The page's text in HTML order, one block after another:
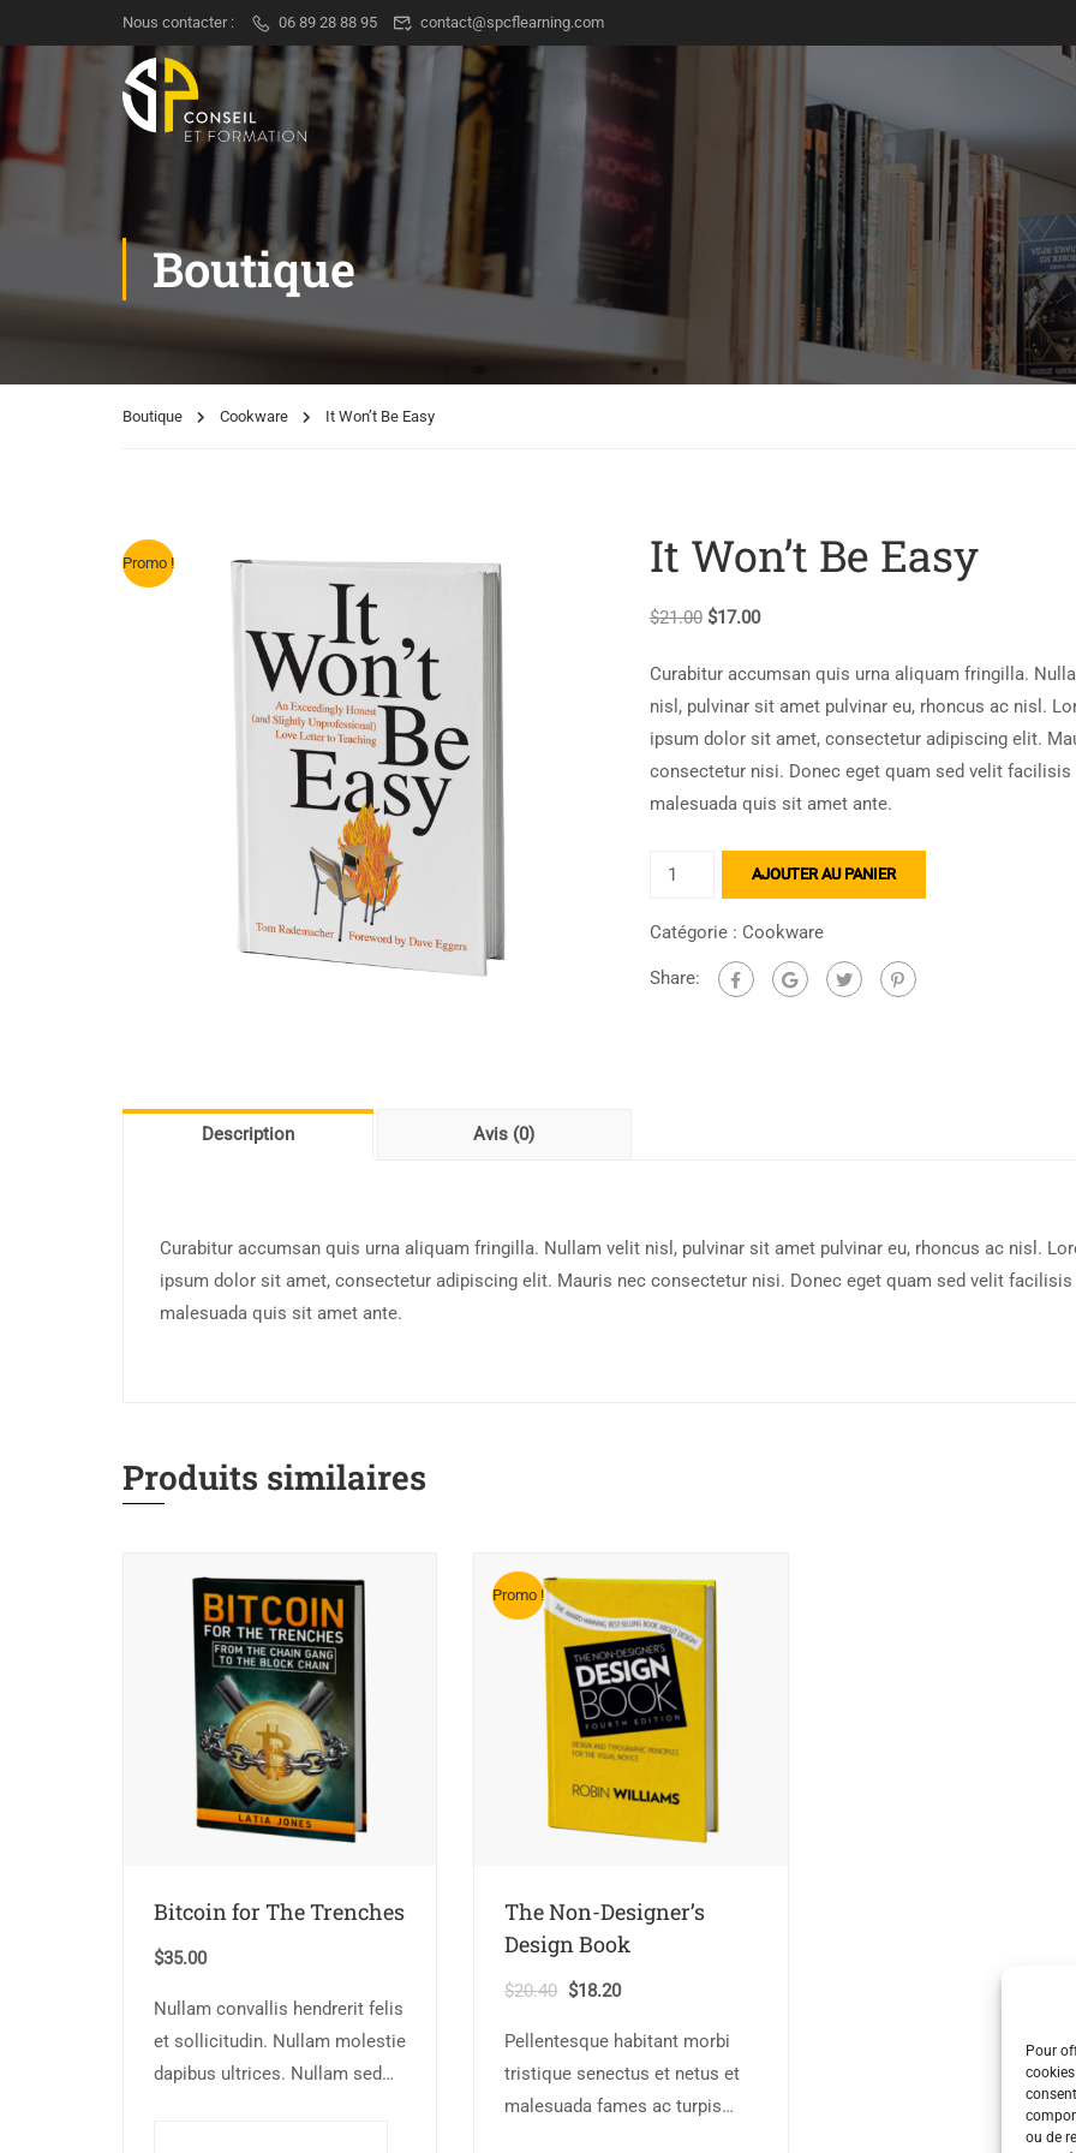
Pour
ou de
Nous contacter : 06 89 28 88 95 contact@spcflearning.com
Boutique
Boutique Cookware It Won’t Be Easy
Promo ! It Won’t Be Easy
$21.00 $17.00
Curabitur accumsan quis urna aliquam fringilla.
nisl, pulvinar sit amet pulvinar eu, rhoncus ac nisl.
ipsum dolor sit amet, consectetur adipiscing elit.
consectetur nisi. Donec eget quam sed velit facilisis
malesuada quis sit amet ante.
AJOUTER AU PANIER
Catégorie : Cookware
Share:
Description Avis (0)
Curabitur accumsan quis urna aliquam fringilla. Nullam velit nisl, pulvinar sit amet pulvinar eu, rhoncus ac nisl.
ipsum dolor sit amet, consectetur adipiscing elit. Mauris nec consectetur nisi. Donec eget quam sed velit facilisis
malesuada quis sit amet ante.
Produits similaires
Bitcoin for The Trenches
$35.00
Nullam convallis hendrerit felis
et sollicitudin. Nullam molestie
dapibus ultrices. Nullam sed
Promo !
The Non-Designer’s
Design Book
$20.40 $18.20
Pellentesque habitant morbi
tristique senectus et netus et
malesuada fames ac turpis